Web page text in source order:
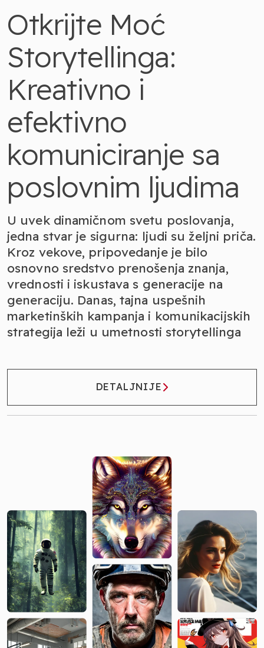
Otkrijte Moć
Storytellinga:
Kreativno i
efektivno
komuniciranje sa
poslovnim ljudima
U uvek dinamičnom svetu poslovanja,
jedna stvar je sigurna: ljudi su željni priča.
Kroz vekove, pripovedanje je bilo
osnovno sredstvo prenošenja znanja,
vrednosti i iskustava s generacije na
generaciju. Danas, tajna uspešnih
marketinških kampanja i komunikacijskih
strategija leži u umetnosti storytellinga
DETALJNIJE